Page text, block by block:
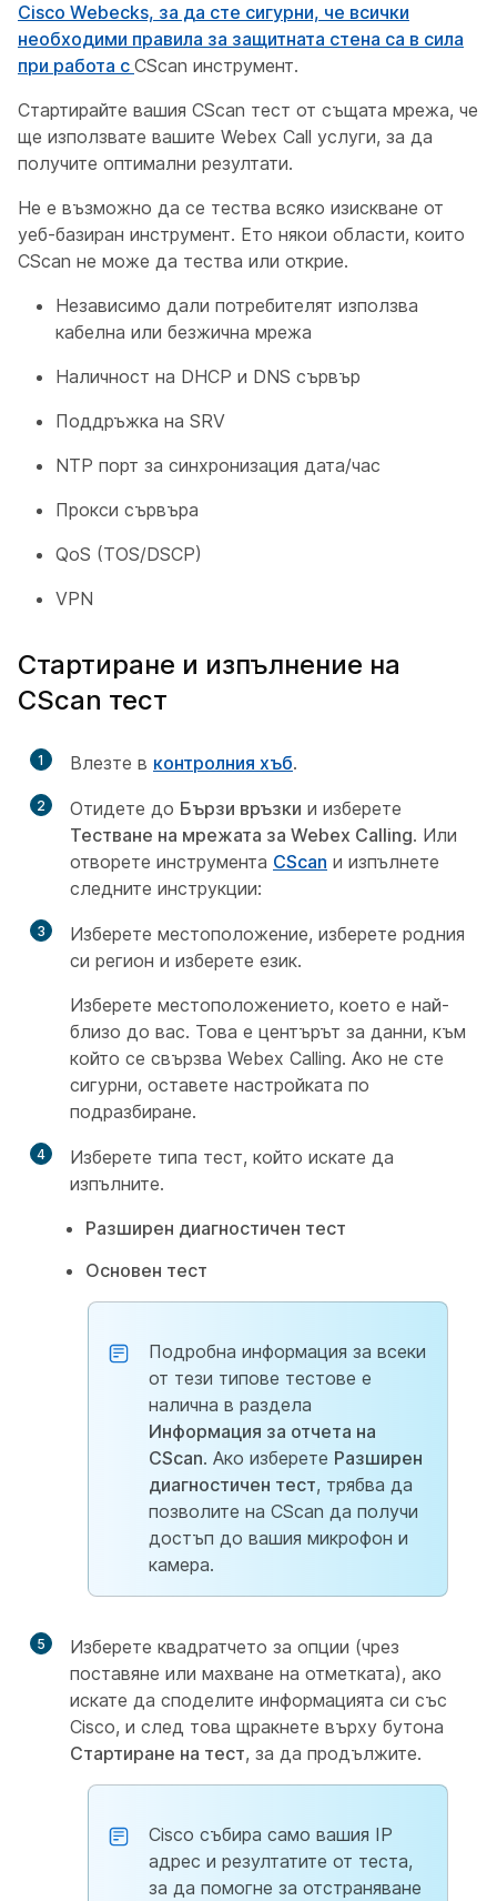
Cisco Webecks, за да сте сигурни, че всички
необходими правила за защитната стена са в сила
при работа с CScan инструмент.
Стартирайте вашия CScan тест от същата мрежа, че
ще използвате вашите Webex Call услуги, за да
получите оптимални резултати.
Не е възможно да се тества всяко изискване от
уеб-базиран инструмент. Ето някои области, които
CScan не може да тества или открие.
Независимо дали потребителят използва
кабелна или безжична мрежа
Наличност на DHCP и DNS сървър
Поддръжка на SRV
NTP порт за синхронизация дата/час
Прокси сървъра
QoS (TOS/DSCP)
VPN
Стартиране и изпълнение на
CScan тест
1 Влезте в контролния хъб.
2 Отидете до Бързи връзки и изберете
Тестване на мрежата за Webex Calling. Или
отворете инструмента CScan и изпълнете
следните инструкции:
3
Изберете местоположение, изберете родния
си регион и изберете език.
Изберете местоположението, което е най-
близо до вас. Това е центърът за данни, към
който се свързва Webex Calling. Ако не сте
сигурни, оставете настройката по
подразбиране.
4
Изберете типа тест, който искате да
изпълните.
Разширен диагностичен тест
Основен тест
Подробна информация за всеки
от тези типове тестове е
налична в раздела
Информация за отчета на
CScan. Ако изберете Разширен
диагностичен тест, трябва да
позволите на CScan да получи
достъп до вашия микрофон и
камера.
5
Изберете квадратчето за опции (чрез
поставяне или махване на отметката), ако
искате да споделите информацията си със
Cisco, и след това щракнете върху бутона
Стартиране на тест, за да продължите.
Cisco събира само вашия IP
адрес и резултатите от теста,
за да помогне за отстраняване